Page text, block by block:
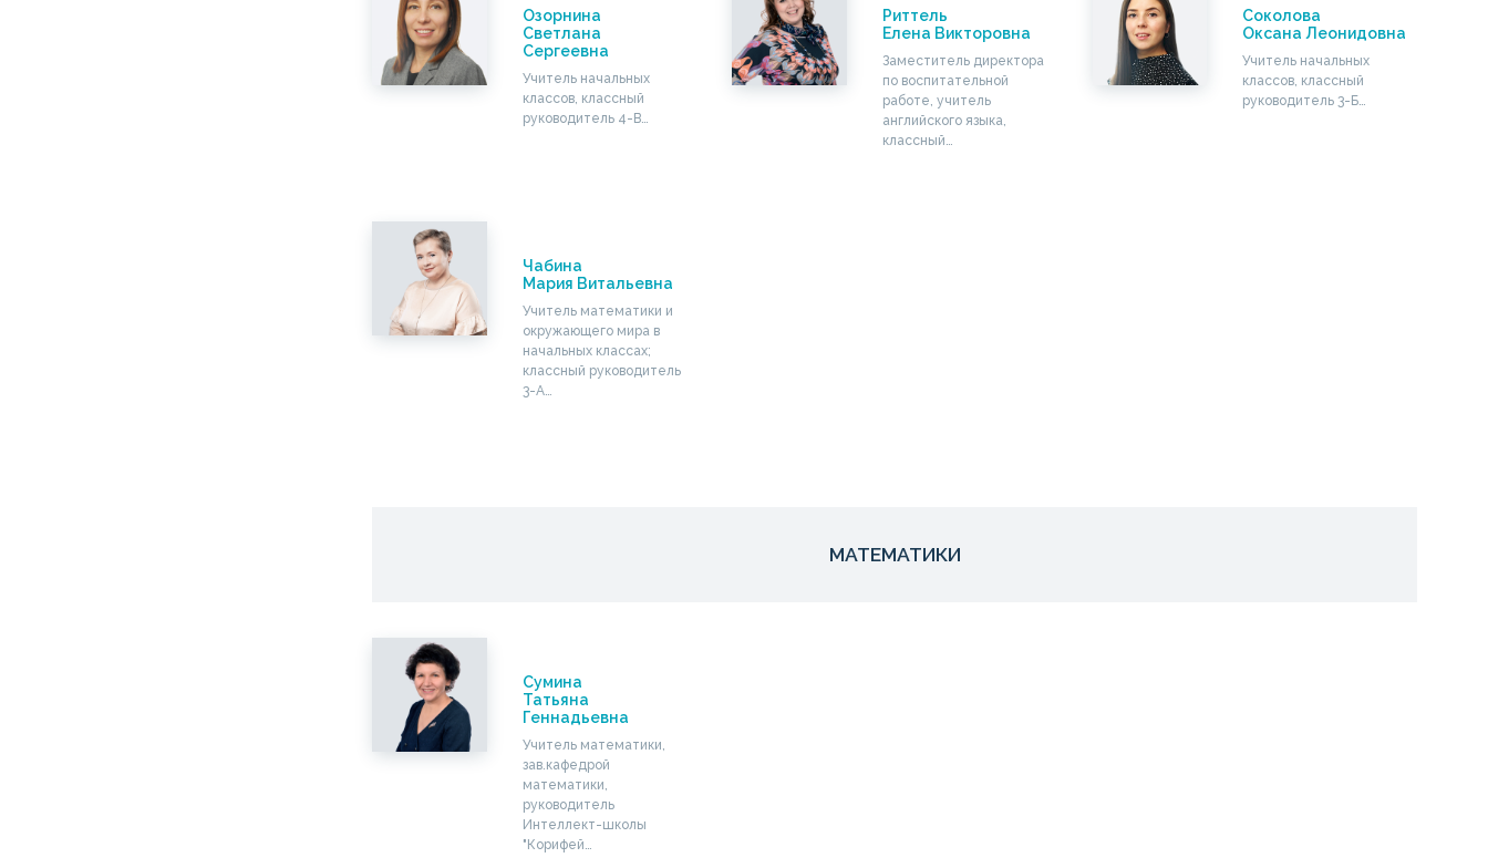
Озорнина
Светлана
Сергеевна
Учитель начальных
классов, классный
руководитель 4-В…
Риттель
Елена Викторовна
Заместитель директора
по воспитательной
работе, учитель
английского языка,
классный…
Соколова
Оксана Леонидовна
Учитель начальных
классов, классный
руководитель 3-Б…
Чабина
Мария Витальевна
Учитель математики и
окружающего мира в
начальных классах;
классный руководитель
3-А…
МАТЕМАТИКИ
Сумина
Татьяна
Геннадьевна
Учитель математики,
зав.кафедрой
математики,
руководитель
Интеллект-школы
"Корифей…